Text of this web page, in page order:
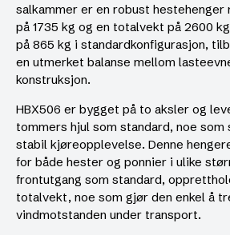
salkammer er en robust hestehenger
på 1735 kg og en totalvekt på 2600
på 865 kg i standardkonfigurasjon,
en utmerket balanse mellom
konstruksjon.
HBX506 er bygget på to aksler og
tommers hjul som standard, noe som
stabil kjøreopplevelse. Denne
for både hester og ponnier i ulike
frontutgang som standard,
totalvekt, noe som gjør den enkel å
vindmotstanden under transport.